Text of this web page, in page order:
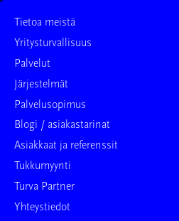
Tietoa meistä
Yritysturvallisuus
Palvelut
Järjestelmät
Palvelusopimus
Blogi / asiakastarinat
Asiakkaat ja referenssit
Tukkumyynti
Turva Partner
Yhteystiedot